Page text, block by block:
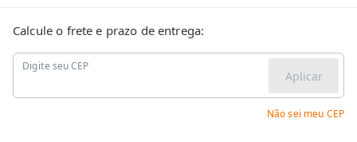
Calcule o frete e prazo de entrega:
Digite seu CEP
Aplicar
Não sei meu CEP